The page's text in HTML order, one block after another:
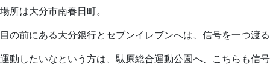
場所は大分市南春日町。
目の前にある大分銀行とセブンイレブンへは、信号を一つ渡る
運動したいなという方は、駄原総合運動公園へ、こちらも信号